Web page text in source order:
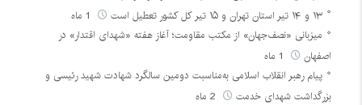
۱۳ و ۱۴ تیر استان تهران و ۱۵ تیر کل کشور تعطیل است
میزبانی «نصف‌جهان» از مکتب مقاومت؛ آغاز هفته «شهدای اقتدار» در
اصفهان
پیام رهبر انقلاب اسلامی به‌مناسبت دومین سالگرد شهادت شهید رئیسی و
بزرگداشت شهدای خدمت